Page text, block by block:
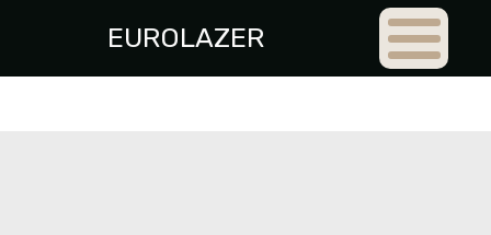
EUROLAZER